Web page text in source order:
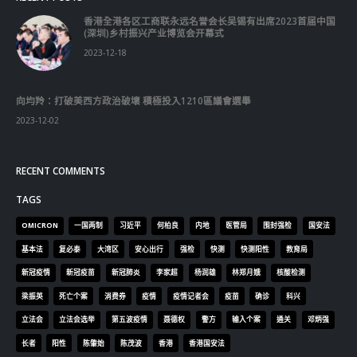
香港全港各区工商联永远名誉会长吴锡有出席2023首届中国
(深圳)乡村振兴产业博览会开幕式
2023-12-18
向均羚：打破美西方政治破壞 積極投入1210區議會選舉
2023-12-02
RECENT COMMENTS
TAGS
OMICRON 一国两制 习近平 何柏良 内地 医管局 围封强检 国安法
基本法 复必泰 大湾区 安心出行 强检 快测 快测阳性 教育局
新冠疫情 新冠疫苗 新冠肺炎 李家超 杨润雄 林郑月娥 核酸检测
梁振英 死亡个案 消费券 疫情 疫情记者会 疫苗 确诊 科兴
立法会 立法会选举 第五波疫情 聂德权 警方 输入个案 通关 邓炳强
长者 阳性 陈肇始 陈茂波 香港 香港国安法